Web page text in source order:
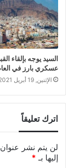
السيد يوجه بإلقاء
عسكري بارز في
الإثنين, 19 أبريل 2021 - 4:06 ص
اترك تعليقاً
لن يتم نشر عنوان
إليها بـ *